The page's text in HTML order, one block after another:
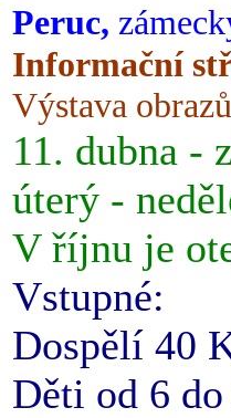
Peruc,
Informační
Výstava
11. dubna -
úterý -
V říjnu je
Vstupné:
Dospělí 40
Děti od 6